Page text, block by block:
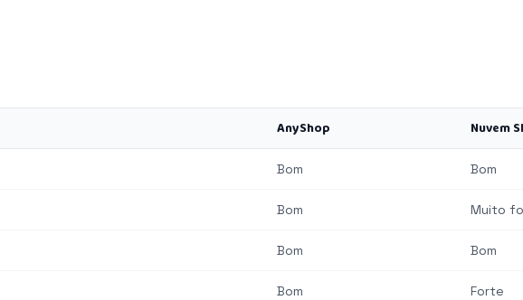
AnyShop Nuvem
Bom Bom
Bom Muito
Bom Bom
Bom Forte